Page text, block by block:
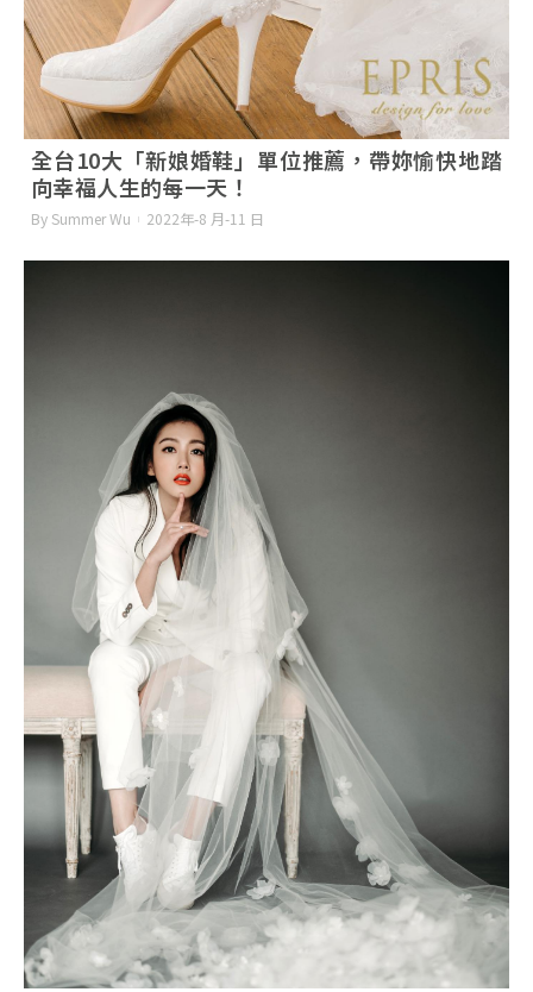
全台10大「新娘婚鞋」單位推薦，帶妳愉快地踏
向幸福人生的每一天！
By Summer Wu 2022年-8 月-11 日